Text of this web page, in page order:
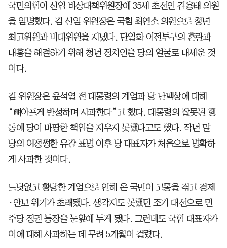
국민의힘이 신임 비상대책위원장에 35세 초선인 김용태 의원
을 임명했다. 김 신임 위원장은 국힘 최연소 의원으로 청년
최고위원과 비대위원을 지냈다. 단일화 이전투구의 혼란과
내홍을 해결하기 위해 청년 정치인을 당의 얼굴로 내세운 것
이다.
김 위원장은 윤석열 전 대통령의 계엄과 당 난맥상에 대해
“뼈아프게 반성하며 사과한다”고 했다. 대통령의 잘못된 행
동에 당이 마땅한 책임을 지우지 못했다고도 했다. 작년 말
당의 어정쩡한 유감 표명 이후 당 대표자가 처음으로 명확하
게 사과한 것이다.
느닷없고 황당한 계엄으로 인해 온 국민이 고통을 겪고 경제
·안보 위기가 초래됐다. 생각지도 못했던 조기 대선으로 민
주당 정권 등장을 눈앞에 두게 됐다. 그런데도 국힘 대표자가
이에 대해 사과하는 데 무려 5개월이 걸렸다.